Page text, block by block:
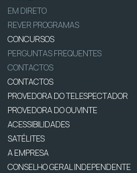
EM DIRETO
REVER PROGRAMAS
CONCURSOS
PERGUNTAS FREQUENTES
CONTACTOS
CONTACTOS
PROVEDORA DO TELESPECTADOR
PROVEDORA DO OUVINTE
ACESSIBILIDADES
SATÉLITES
A EMPRESA
CONSELHO GERAL INDEPENDENTE